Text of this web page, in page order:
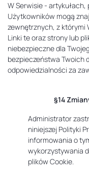
W Serwisie -
Użytkowników mogą
zewnętrznych, z którymi
Linki te oraz strony lub
niebezpieczne dla
bezpieczeństwa Twoich
odpowiedzialności za
§14
Administrator
niniejszej Polityki
informowania o
wykorzystywania
plików Cookie.